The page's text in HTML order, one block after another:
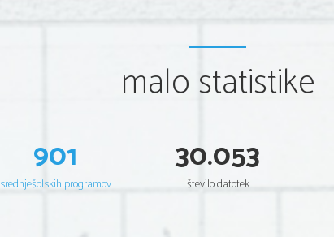
malo statistike
901
srednješolskih programov
30.053
število datotek